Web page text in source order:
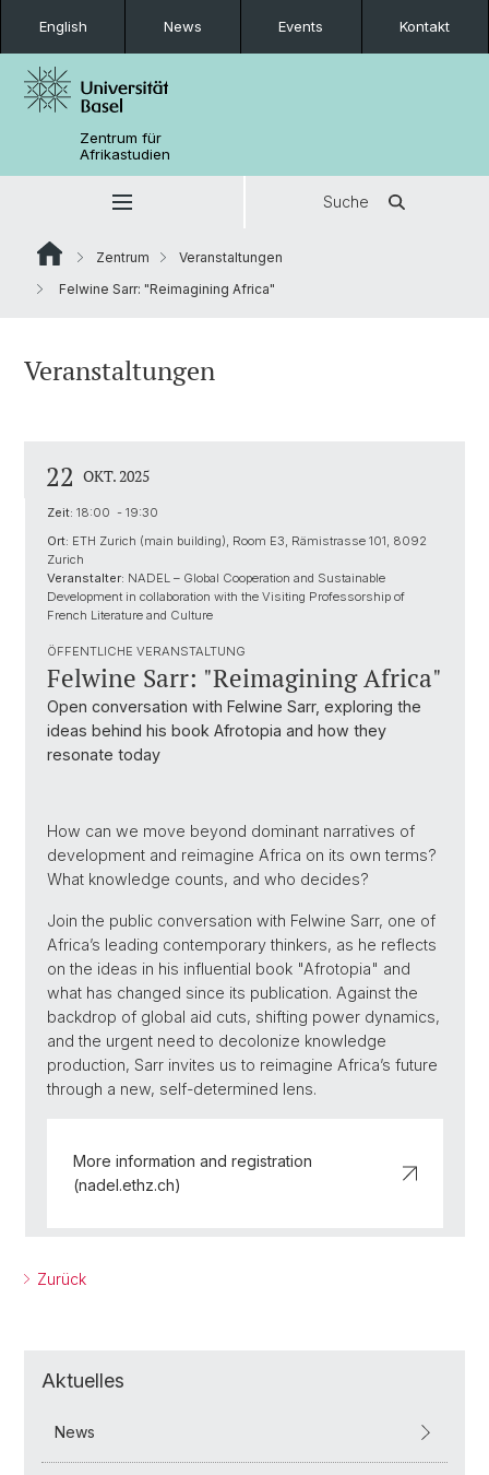
English News Events Kontakt
Zentrum für
Afrikastudien
Suche
Zentrum
Veranstaltungen
Felwine Sarr: "Reimagining Africa"
Veranstaltungen
22 OKT. 2025
Zeit: 18:00 - 19:30
Ort: ETH Zurich (main building), Room E3, Rämistrasse 101, 8092
Zurich
Veranstalter: NADEL – Global Cooperation and Sustainable
Development in collaboration with the Visiting Professorship of
French Literature and Culture
ÖFFENTLICHE VERANSTALTUNG
Felwine Sarr: "Reimagining Africa"
Open conversation with Felwine Sarr, exploring the
ideas behind his book Afrotopia and how they
resonate today
How can we move beyond dominant narratives of
development and reimagine Africa on its own terms?
What knowledge counts, and who decides?
Join the public conversation with Felwine Sarr, one of
Africa’s leading contemporary thinkers, as he reflects
on the ideas in his influential book "Afrotopia" and
what has changed since its publication. Against the
backdrop of global aid cuts, shifting power dynamics,
and the urgent need to decolonize knowledge
production, Sarr invites us to reimagine Africa’s future
through a new, self-determined lens.
More information and registration
(nadel.ethz.ch)
Zurück
Aktuelles
News